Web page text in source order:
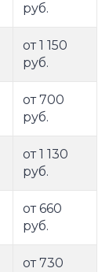
руб.
от 1 150
руб.
от 700
руб.
от 1 130
руб.
от 660
руб.
от 730